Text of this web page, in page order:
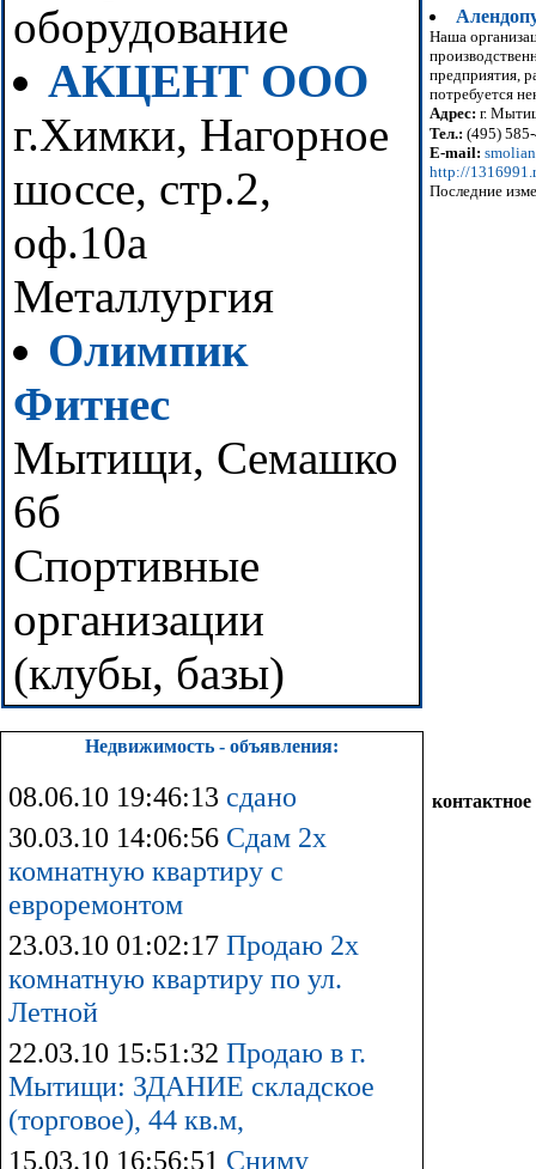
оборудование
АКЦЕНТ ООО
г.Химки, Нагорное
шоссе, стр.2,
оф.10а
Металлургия
Олимпик
Фитнес
Мытищи, Семашко
6б
Спортивные
организации
(клубы, базы)
Недвижимость - объявления:
08.06.10 19:46:13 сдано
30.03.10 14:06:56 Сдам 2х
комнатную квартиру с
евроремонтом
23.03.10 01:02:17 Продаю 2х
комнатную квартиру по ул.
Летной
22.03.10 15:51:32 Продаю в г.
Мытищи: ЗДАНИЕ складское
(торговое), 44 кв.м,
15.03.10 16:56:51 Сниму
Наша
предприятия,
потребуется
Адрес: г.
Тел.: (495)
E-mail:
http://
Последние